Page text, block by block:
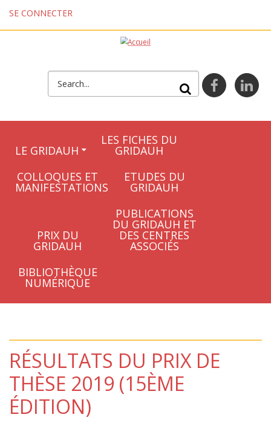
Aller au contenu principal
SE CONNECTER
facebook
FORMULAIRE DE
LE GRIDAUH
LES FICHES DU
GRIDAUH
COLLOQUES ET
MANIFESTATIONS
ETUDES DU
GRIDAUH
PRIX DU
GRIDAUH
PUBLICATIONS
DU GRIDAUH ET
DES CENTRES
ASSOCIÉS
BIBLIOTHÈQUE
NUMÉRIQUE
RÉSULTATS DU PRIX DE
THÈSE 2019 (15ÈME
ÉDITION)